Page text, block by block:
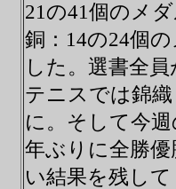
21の41個のメ
銅：14の24個
した。選書全
テニスでは錦
に。そして今
年ぶりに全勝
い結果を残し